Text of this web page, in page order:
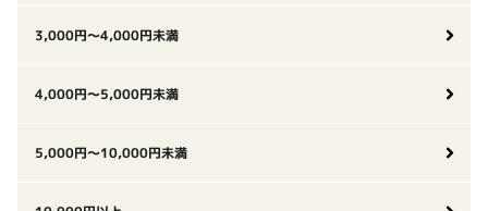
3,000円〜4,000円未満
4,000円〜5,000円未満
5,000円〜10,000円未満